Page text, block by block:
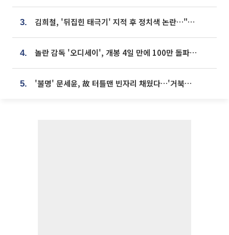
3. 김희철, '뒤집힌 태극기' 지적 후 정치색 논란…"좌우 떠나 우리나라 국기"
4. 놀란 감독 '오디세이', 개봉 4일 만에 100만 돌파⋯'왕사남' 보다 빠르다
5. '불명' 문세윤, 故 터틀맨 빈자리 채웠다…'거북이' 눈물의 최종 우승